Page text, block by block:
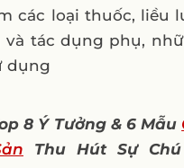
các loại thuốc, liều
tác dụng phụ,
dụng
8 Ý Tưởng & 6 Mẫu
Thu Hút Sự